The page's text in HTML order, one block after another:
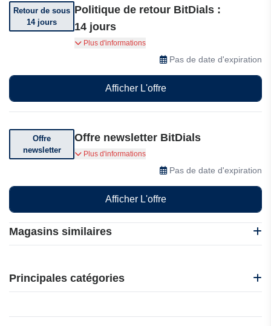
Magasins similaires
1001 Pendules
Fanci
Principales catégories
Retour de sous
14 jours
Politique de retour BitDials :
14 jours
Vous pouvez retourner votre commande dans
les 14 jours suivant sa réception.
Plus d'informations
Pas de date d'expiration
Afficher L'offre
Offre
newsletter
Offre newsletter BitDials
Abonnez-vous pour recevoir des offres
Plus d'informations
Pas de date d'expiration
Afficher L'offre